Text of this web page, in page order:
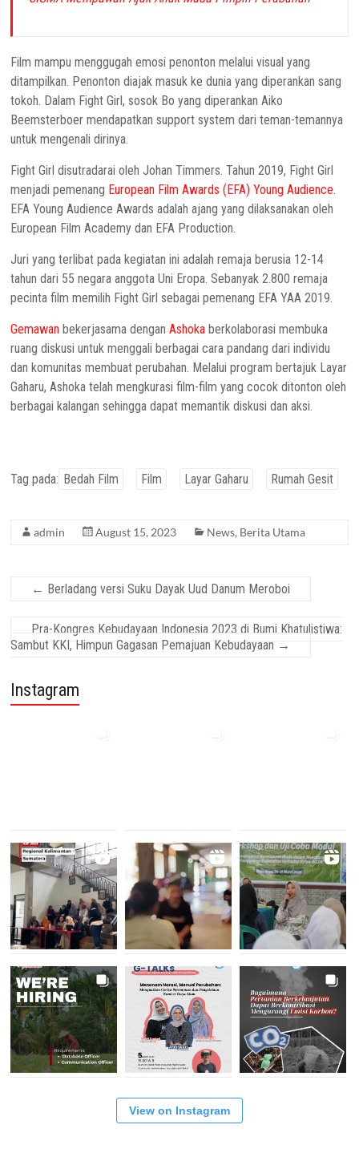
Film mampu menggugah emosi penonton melalui visual yang
ditampilkan. Penonton diajak masuk ke dunia yang diperankan sang
tokoh. Dalam Fight Girl, sosok Bo yang diperankan Aiko
Beemsterboer mendapatkan support system dari teman-temannya
untuk mengenali dirinya.
Fight Girl disutradarai oleh Johan Timmers. Tahun 2019, Fight Girl
menjadi pemenang European Film Awards (EFA) Young Audience.
EFA Young Audience Awards adalah ajang yang dilaksanakan oleh
European Film Academy dan EFA Production.
Juri yang terlibat pada kegiatan ini adalah remaja berusia 12-14
tahun dari 55 negara anggota Uni Eropa. Sebanyak 2.800 remaja
pecinta film memilih Fight Girl sebagai pemenang EFA YAA 2019.
Gemawan bekerjasama denganAshoka berkolaborasi membuka
ruang diskusi untuk menggali berbagai cara pandang dari individu
dan komunitas membuat perubahan. Melalui program bertajuk Layar
Gaharu, Ashoka telah mengkurasi film-film yang cocok ditonton oleh
berbagai kalangan sehingga dapat memantik diskusi dan aksi.
Tag pada: Bedah Film Film Layar Gaharu Rumah Gesit
admin August 15, 2023 News, Berita Utama
← Berladang versi Suku Dayak Uud Danum Meroboi
Pra-Kongres Kebudayaan Indonesia 2023 di Bumi Khatulistiwa:
Sambut KKI, Himpun Gagasan Pemajuan Kebudayaan →
Instagram
View on Instagram